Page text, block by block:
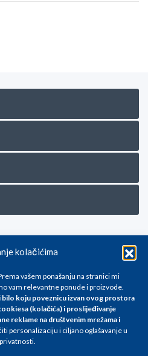
kolačićima
vašem ponašanju na stranici mi
vam relevantne ponude i proizvode.
koju poveznicu izvan ovog prostora
(kolačića) i proslijeđivanje
reklame na društvenim mrežama i
personalizaciju i ciljano oglašavanje u
obratite nam se na
karaktera i podložne su
u Eurima i uključuju PDV. Sve